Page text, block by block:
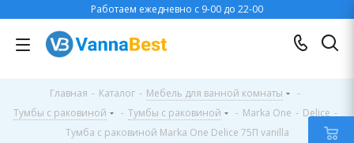
Работаем ежедневно с 9-00 до 22-00
Главная - Каталог - Мебель для ванной комнаты
-
Тумбы с раковиной
- Тумбы с раковиной - Marka One - Delice -
Тумба с раковиной Marka One Delice 75П vanilla